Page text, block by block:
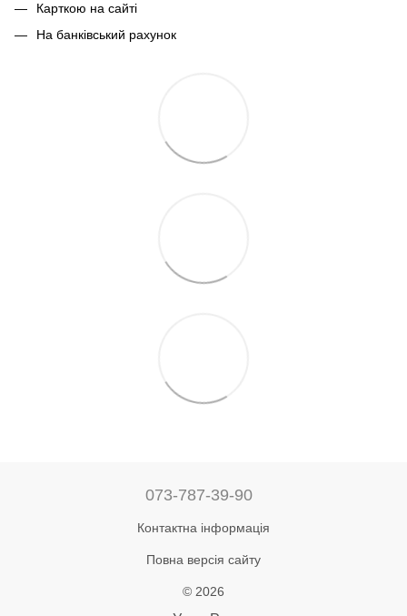
Карткою на сайті
На банківський рахунок
073-787-39-90
Контактна інформація
Повна версія сайту
© 2026